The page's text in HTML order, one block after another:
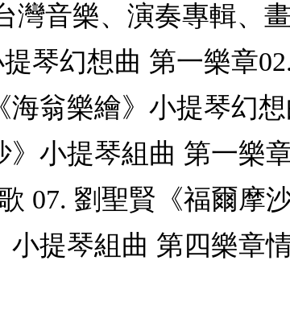
灣音樂、演奏專輯、
琴幻想曲 第一樂章
翁樂繪》小提琴幻
》小提琴組曲 第一樂
07. 劉聖賢《福爾摩
小提琴組曲 第四樂章